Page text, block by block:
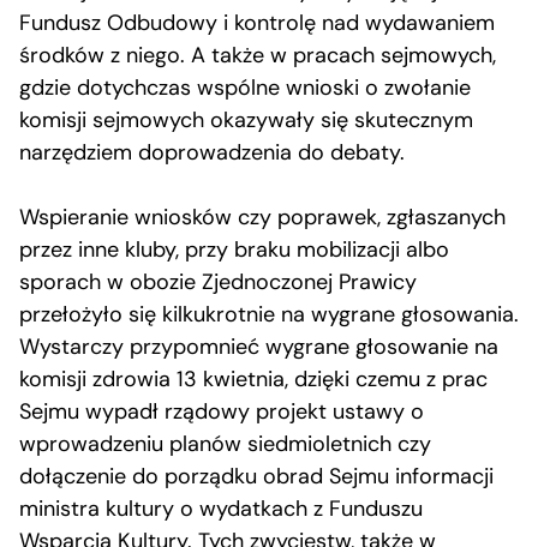
Fundusz Odbudowy i kontrolę nad wydawaniem
środków z niego. A także w pracach sejmowych,
gdzie dotychczas wspólne wnioski o zwołanie
komisji sejmowych okazywały się skutecznym
narzędziem doprowadzenia do debaty.
Wspieranie wniosków czy poprawek, zgłaszanych
przez inne kluby, przy braku mobilizacji albo
sporach w obozie Zjednoczonej Prawicy
przełożyło się kilkukrotnie na wygrane głosowania.
Wystarczy przypomnieć wygrane głosowanie na
komisji zdrowia 13 kwietnia, dzięki czemu z prac
Sejmu wypadł rządowy projekt ustawy o
wprowadzeniu planów siedmioletnich czy
dołączenie do porządku obrad Sejmu informacji
ministra kultury o wydatkach z Funduszu
Wsparcia Kultury. Tych zwycięstw, także w